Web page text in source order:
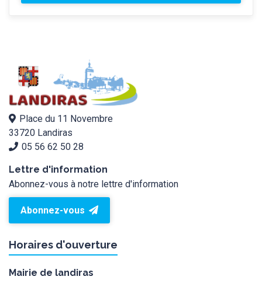
Place du 11 Novembre
33720 Landiras
05 56 62 50 28
Lettre d'information
Abonnez-vous à notre lettre d'information
Abonnez-vous
Horaires d'ouverture
Mairie de landiras